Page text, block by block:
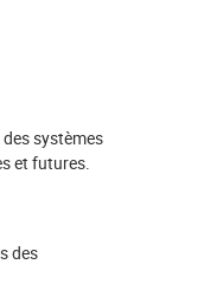
des systèmes
et futures.
des